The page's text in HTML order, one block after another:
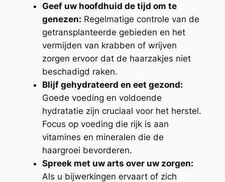
Geef uw hoofdhuid de tijd om te
genezen: Regelmatige controle van de
getransplanteerde gebieden en het
vermijden van krabben of wrijven
zorgen ervoor dat de haarzakjes niet
beschadigd raken.
Blijf gehydrateerd en eet gezond:
Goede voeding en voldoende
hydratatie zijn cruciaal voor het herstel.
Focus op voeding die rijk is aan
vitamines en mineralen die de
haargroei bevorderen.
Spreek met uw arts over uw zorgen:
Als u bijwerkingen ervaart of zich